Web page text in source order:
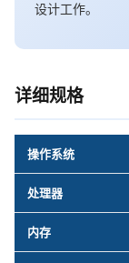
设计工作。
详细规格
操作系统
处理器
内存